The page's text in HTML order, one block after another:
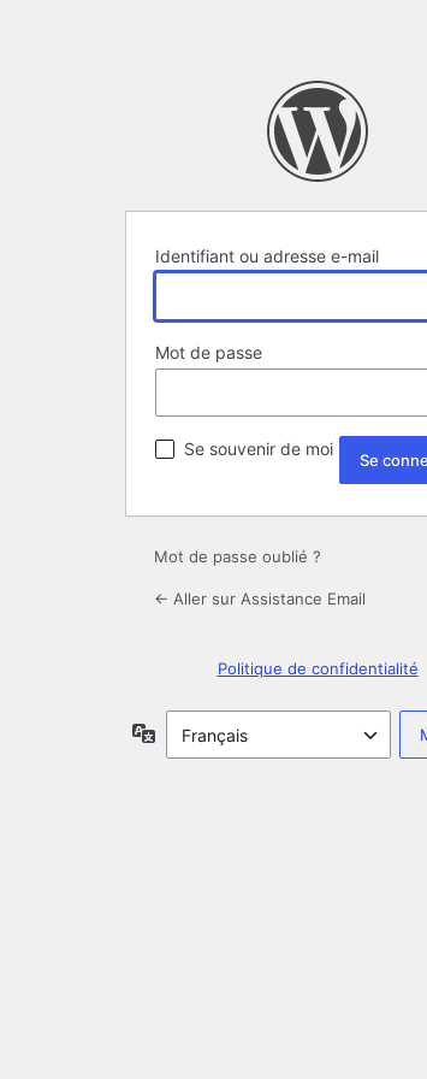
Identifiant ou adresse e-mail
Mot de passe
Se souvenir de moi
Mot de passe oublié ?
← Aller sur Assistance Email
Politique de confidentialité
Langue